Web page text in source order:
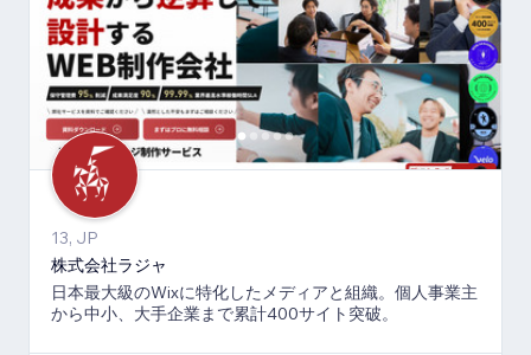
13, JP
株式会社ラジャ
日本最大級のWixに特化したメディアと組織。個人事業主
から中小、大手企業まで累計400サイト突破。